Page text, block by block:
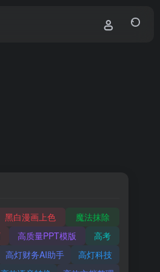
黑白漫画上色
魔法抹除
高质量PPT模版
高考
高灯财务AI助手
高灯科技